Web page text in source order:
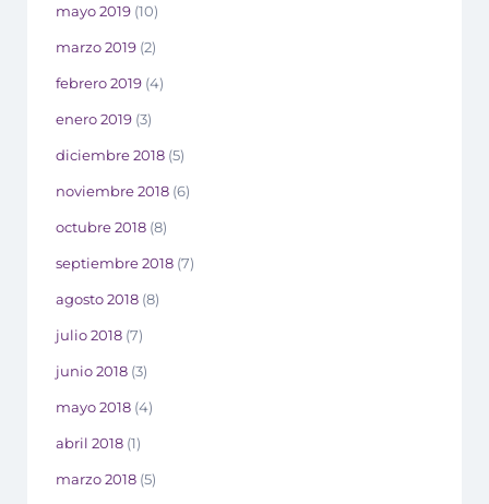
mayo 2019 (10)
marzo 2019 (2)
febrero 2019 (4)
enero 2019 (3)
diciembre 2018 (5)
noviembre 2018 (6)
octubre 2018 (8)
septiembre 2018 (7)
agosto 2018 (8)
julio 2018 (7)
junio 2018 (3)
mayo 2018 (4)
abril 2018 (1)
marzo 2018 (5)